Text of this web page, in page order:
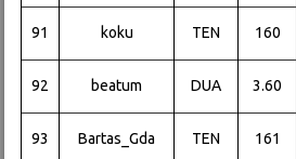
91 koku TEN 160
92 beatum DUA 3.60
93 Bartas_Gda TEN 161